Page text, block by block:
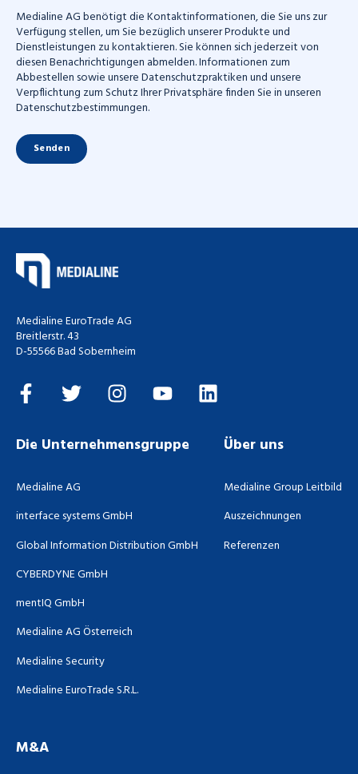
Medialine AG benötigt die Kontaktinformationen, die Sie uns zur
Verfügung stellen, um Sie bezüglich unserer Produkte und
Dienstleistungen zu kontaktieren. Sie können sich jederzeit von
diesen Benachrichtigungen abmelden. Informationen zum
Abbestellen sowie unsere Datenschutzpraktiken und unsere
Verpflichtung zum Schutz Ihrer Privatsphäre finden Sie in unseren
Datenschutzbestimmungen.
Medialine EuroTrade AG
Breitlerstr. 43
D-55566 Bad Sobernheim
Die Unternehmensgruppe
Medialine AG
interface systems GmbH
Global Information Distribution GmbH
CYBERDYNE GmbH
mentIQ GmbH
Medialine AG Österreich
Medialine Security
Medialine EuroTrade S.R.L.
Über uns
Medialine Group Leitbild
Auszeichnungen
Referenzen
M&A